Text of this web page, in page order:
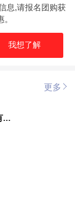
息,请报名团购获
我想了解
更多
...